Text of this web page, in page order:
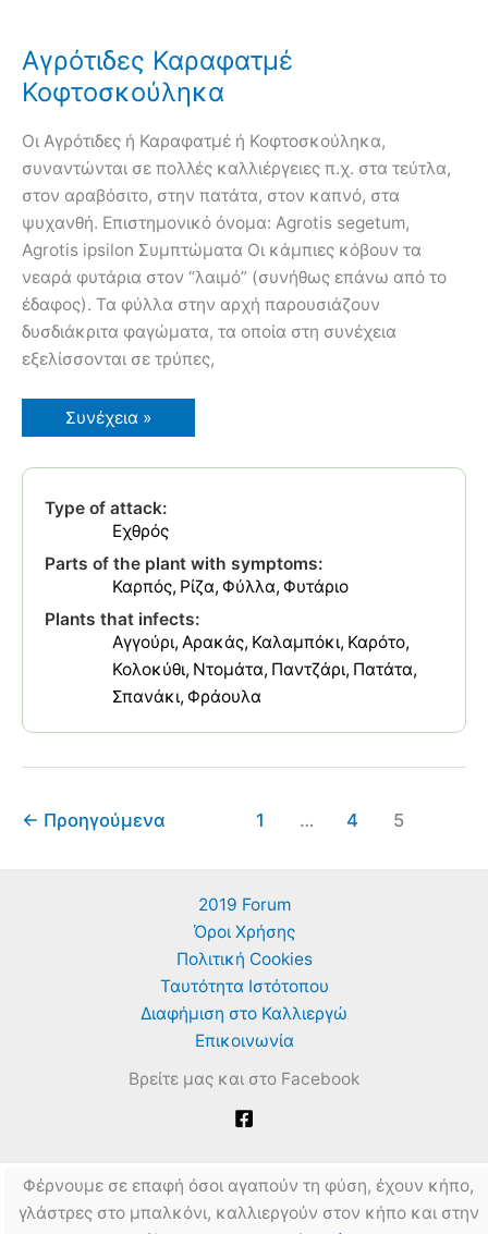
Αγρότιδες Καραφατμέ
Κοφτοσκούληκα
Οι Αγρότιδες ή Καραφατμέ ή Κοφτοσκούληκα,
συναντώνται σε πολλές καλλιέργειες π.χ. στα τεύτλα,
στον αραβόσιτο, στην πατάτα, στον καπνό, στα
ψυχανθή. Επιστημονικό όνομα: Agrotis segetum,
Agrotis ipsilon Συμπτώματα Οι κάμπιες κόβουν τα
νεαρά φυτάρια στον “λαιμό” (συνήθως επάνω από το
έδαφος). Τα φύλλα στην αρχή παρουσιάζουν
δυσδιάκριτα φαγώματα, τα οποία στη συνέχεια
εξελίσσονται σε τρύπες,
Αγρότιδες
Καραφατμέ
Συνέχεια »
Type of attack:
Εχθρός
Parts of the plant with symptoms:
Καρπός Ρίζα Φύλλα Φυτάριο
Plants that infects:
Αγγούρι Αρακάς Καλαμπόκι Καρότο
Κολοκύθι Ντομάτα Παντζάρι Πατάτα
Σπανάκι Φράουλα
← Προηγούμενα 1 … 4 5
2019 Forum
Όροι Χρήσης
Πολιτική Cookies
Ταυτότητα Ιστότοπου
Διαφήμιση στο Καλλιεργώ
Επικοινωνία
Βρείτε μας και στο Facebook
Φέρνουμε σε επαφή όσοι αγαπούν τη φύση, έχουν κήπο,
γλάστρες στο μπαλκόνι, καλλιεργούν στον κήπο και στην